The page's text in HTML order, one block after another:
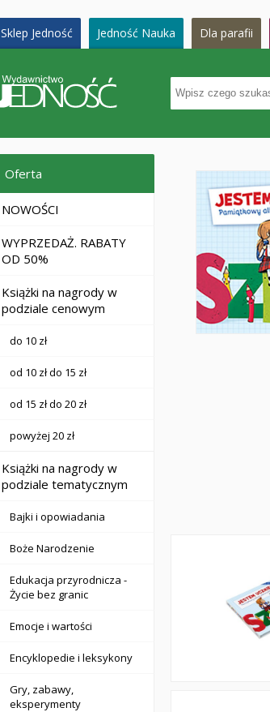
Sklep Jedność Jedność Nauka Dla parafii
Oferta
NOWOŚCI
WYPRZEDAŻ. RABATY
OD 50%
Książki na nagrody w
podziale cenowym
do 10 zł
od 10 zł do 15 zł
od 15 zł do 20 zł
powyżej 20 zł
Książki na nagrody w
podziale tematycznym
Bajki i opowiadania
Boże Narodzenie
Edukacja przyrodnicza -
Życie bez granic
Emocje i wartości
Encyklopedie i leksykony
Gry, zabawy,
eksperymenty